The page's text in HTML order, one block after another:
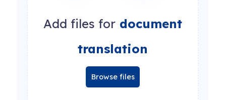
Add files for document
translation
Browse files